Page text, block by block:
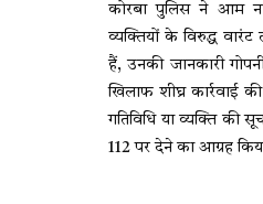
कोरबा पुलिस ने आम
व्यक्तियों के विरुद्ध
हैं, उनकी जानकारी
खिलाफ शीघ्र कार्रवाई
गतिविधि या व्यक्ति की
112 पर देने का आग्रह